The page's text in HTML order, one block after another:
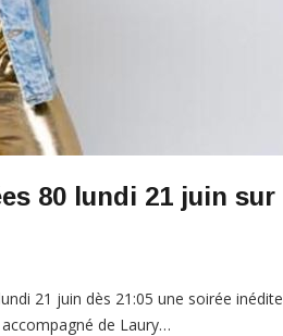
80 lundi 21 juin sur
21 juin dès 21:05 une soirée inédite
de Laury…